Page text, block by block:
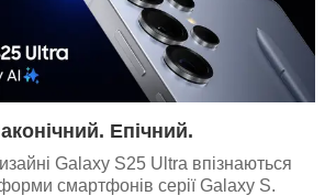
Епічний.
Galaxy S25 Ultra впізнаються
смартфонів серії Galaxy S.